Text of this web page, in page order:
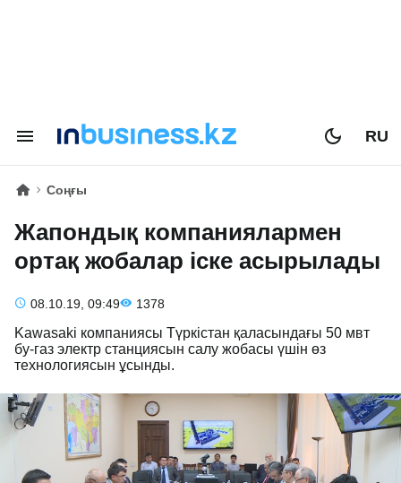
RU
Соңғы
Жапондық компаниялармен
ортақ жобалар іске асырылады
08.10.19, 09:49 1378
Kawasaki компаниясы Түркістан қаласындағы 50 мвт
бу-газ электр станциясын салу жобасы үшін өз
технологиясын ұсынды.